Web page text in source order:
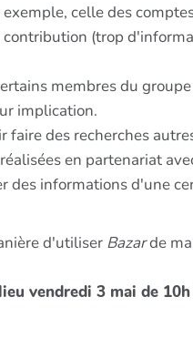
exemple, celle des
(trop
membres du
implication.
faire des recherches
en partenariat
des informations d'une
d'utiliser Bazarde
vendredi 3 mai de